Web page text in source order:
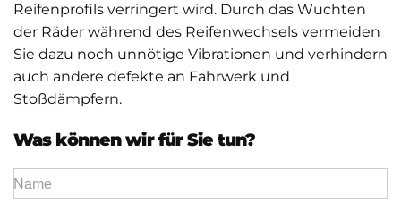
Reifenprofils verringert wird. Durch das Wuchten
der Räder während des Reifenwechsels vermeiden
Sie dazu noch unnötige Vibrationen und verhindern
auch andere defekte an Fahrwerk und
Stoßdämpfern.
Was können wir für Sie tun?
Name